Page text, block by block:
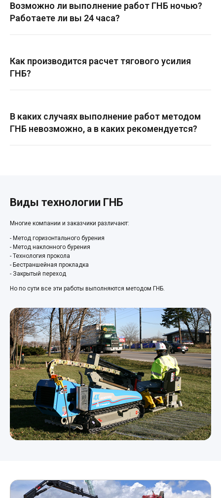
Возможно ли выполнение работ ГНБ ночью?
Работаете ли вы 24 часа?
Как производится расчет тягового усилия
ГНБ?
В каких случаях выполнение работ методом
ГНБ невозможно, а в каких рекомендуется?
Виды технологии ГНБ
Многие компании и заказчики различают:
- Метод горизонтального бурения
- Метод наклонного бурения
- Технология прокола
- Бестраншейная прокладка
- Закрытый переход
Но по сути все эти работы выполняются методом ГНБ.